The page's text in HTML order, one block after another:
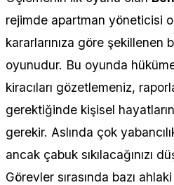
rejimde apartman yöneticisi
kararlarınıza göre şekillenen
oyunudur. Bu oyunda
kiracıları gözetlemeniz,
gerektiğinde kişisel
gerekir. Aslında çok
ancak çabuk sıkılacağınızı
Görevler sırasında bazı